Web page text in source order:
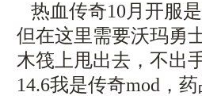
热血传奇10月开服
但在这里需要沃玛勇
木筏上甩出去，不出
14.6我是传奇mod，